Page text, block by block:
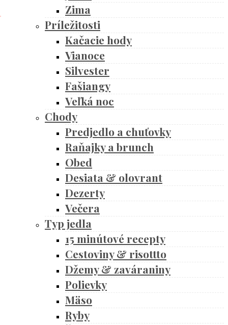
Zima
Príležitosti
Kačacie hody
Vianoce
Silvester
Fašiangy
Veľká noc
Chody
Predjedlo a chuťovky
Raňajky a brunch
Obed
Desiata & olovrant
Dezerty
Večera
Typ jedla
15 minútové recepty
Cestoviny & risottto
Džemy & zaváraniny
Polievky
Mäso
Ryby